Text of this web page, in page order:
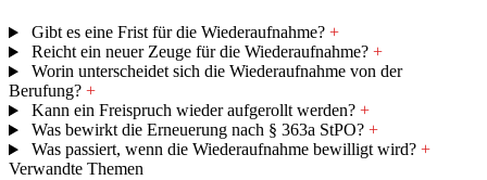
Gibt es eine Frist für die Wiederaufnahme? +
Reicht ein neuer Zeuge für die Wiederaufnahme? +
Worin unterscheidet sich die Wiederaufnahme von der
Berufung? +
Kann ein Freispruch wieder aufgerollt werden? +
Was bewirkt die Erneuerung nach § 363a StPO? +
Was passiert, wenn die Wiederaufnahme bewilligt wird? +
Verwandte Themen